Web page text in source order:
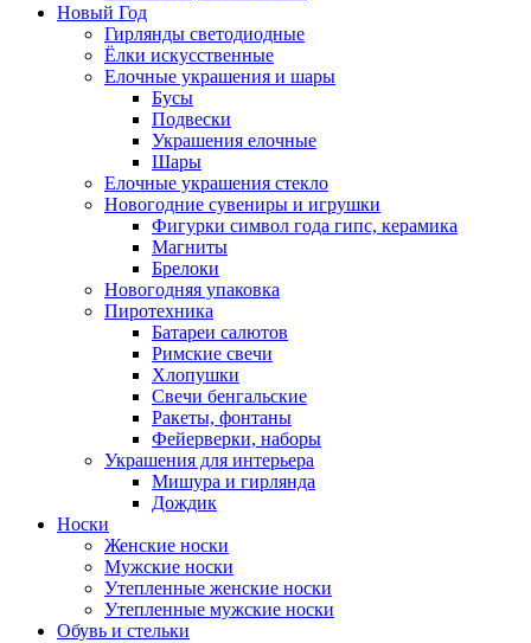
Новый Год
Гирлянды светодиодные
Ёлки искусственные
Елочные украшения и шары
Бусы
Подвески
Украшения елочные
Шары
Елочные украшения стекло
Новогодние сувениры и игрушки
Фигурки символ года гипс, керамика
Магниты
Брелоки
Новогодняя упаковка
Пиротехника
Батареи салютов
Римские свечи
Хлопушки
Свечи бенгальские
Ракеты, фонтаны
Фейерверки, наборы
Украшения для интерьера
Мишура и гирлянда
Дождик
Носки
Женские носки
Мужские носки
Утепленные женские носки
Утепленные мужские носки
Обувь и стельки